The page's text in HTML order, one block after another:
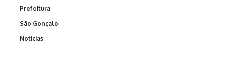
Prefeitura
São Gonçalo
Noticias